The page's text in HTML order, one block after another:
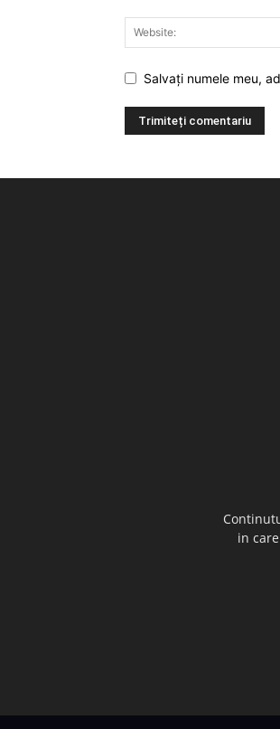
Salvați numele meu,
in